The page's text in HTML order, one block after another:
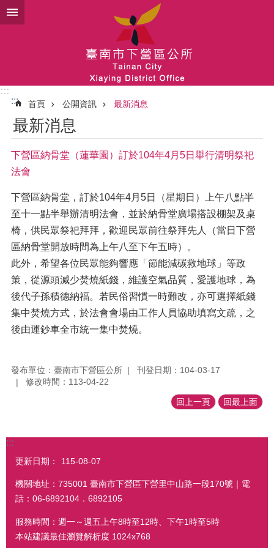
跳到主要內容區塊
:::
:::
首頁 公開資訊 最新消息
最新消息
下營區納骨堂（蓮華園）訂於104年4月5日舉行清明祭祀
法會
下營區納骨堂，訂於104年4月5日（星期日）上午八點半
至十一點半舉辦清明法會，並於納骨堂廣場搭設棚架及桌
椅，供民眾祭祀拜拜，歡迎民眾前往祭拜先人（當日下營
區納骨堂開放時間為上午八至下午五時）。
此外，希望各位民眾能夠響應「節能減碳救地球」等政
策，從源頭減少焚燒紙錢，維護空氣品質，愛護地球，為
後代子孫積德納福。若民俗習慣一時難改，亦可選擇紙錢
集中焚燒方式，於法會會場由工作人員協助填寫文疏，之
後由運鈔車全市統一集中焚燒。
發布單位：臺南市下營區公所
刊登日期：104-03-17
修改時間：113-04-22
回上一頁 回最上面
:::
更新日期： 115-08-07
機關地址：735001 臺南市下營區下營里中山路一段170號｜電
話：06-6892104．6892105
服務時間：週一～週五上午8時至12時、下午1時至5時
本站建議最佳瀏覽解析度 1024x768